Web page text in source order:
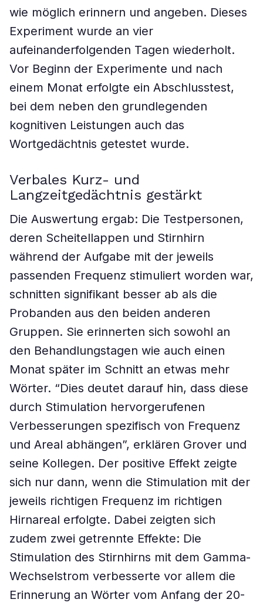
wie möglich erinnern und angeben. Dieses
Experiment wurde an vier
aufeinanderfolgenden Tagen wiederholt.
Vor Beginn der Experimente und nach
einem Monat erfolgte ein Abschlusstest,
bei dem neben den grundlegenden
kognitiven Leistungen auch das
Wortgedächtnis getestet wurde.
Verbales Kurz- und
Langzeitgedächtnis gestärkt
Die Auswertung ergab: Die Testpersonen,
deren Scheitellappen und Stirnhirn
während der Aufgabe mit der jeweils
passenden Frequenz stimuliert worden war,
schnitten signifikant besser ab als die
Probanden aus den beiden anderen
Gruppen. Sie erinnerten sich sowohl an
den Behandlungstagen wie auch einen
Monat später im Schnitt an etwas mehr
Wörter. “Dies deutet darauf hin, dass diese
durch Stimulation hervorgerufenen
Verbesserungen spezifisch von Frequenz
und Areal abhängen”, erklären Grover und
seine Kollegen. Der positive Effekt zeigte
sich nur dann, wenn die Stimulation mit der
jeweils richtigen Frequenz im richtigen
Hirnareal erfolgte. Dabei zeigten sich
zudem zwei getrennte Effekte: Die
Stimulation des Stirnhirns mit dem Gamma-
Wechselstrom verbesserte vor allem die
Erinnerung an Wörter vom Anfang der 20-